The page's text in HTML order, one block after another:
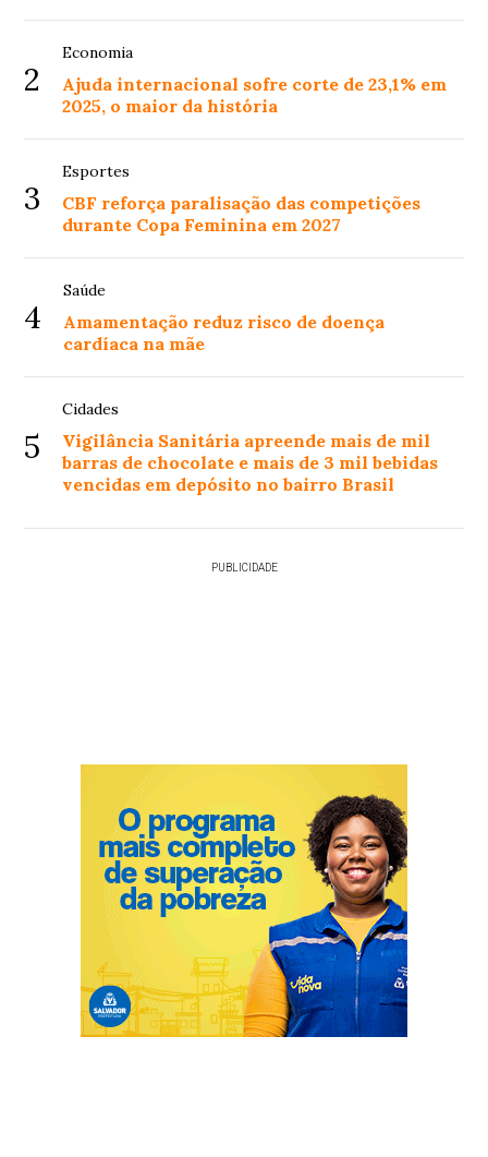
2
Economia
Ajuda internacional sofre corte de 23,1% em
2025, o maior da história
3
Esportes
CBF reforça paralisação das competições
durante Copa Feminina em 2027
4
Saúde
Amamentação reduz risco de doença
cardíaca na mãe
5
Cidades
Vigilância Sanitária apreende mais de mil
barras de chocolate e mais de 3 mil bebidas
vencidas em depósito no bairro Brasil
PUBLICIDADE